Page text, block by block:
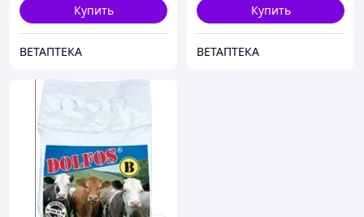
Купить
ВЕТАПТЕКА
Купить
ВЕТАПТЕКА